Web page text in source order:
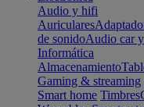
Audio y hifi
Auriculares
de sonidoAudio car
Informática
Almacenamiento
Gaming & streaming
Smart home Timbres